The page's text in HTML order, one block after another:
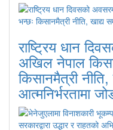
राष्ट्रिय धान
अखिल नेपाल
किसानमैत्री
आत्मनिर्भरतामा